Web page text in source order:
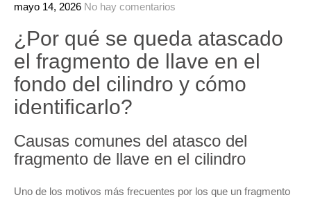
mayo 14, 2026 No hay comentarios
¿Por qué se queda atascado
el fragmento de llave en el
fondo del cilindro y cómo
identificarlo?
Causas comunes del atasco del
fragmento de llave en el cilindro
Uno de los motivos más frecuentes por los que un fragmento